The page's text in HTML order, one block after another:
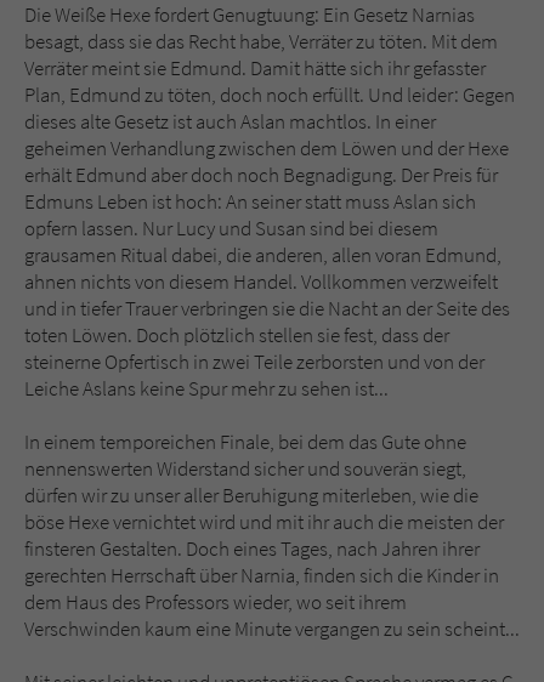
Die Weiße Hexe fordert Genugtuung: Ein Gesetz Narnias
besagt, dass sie das Recht habe, Verräter zu töten. Mit dem
Verräter meint sie Edmund. Damit hätte sich ihr gefasster
Plan, Edmund zu töten, doch noch erfüllt. Und leider: Gegen
dieses alte Gesetz ist auch Aslan machtlos. In einer
geheimen Verhandlung zwischen dem Löwen und der Hexe
erhält Edmund aber doch noch Begnadigung. Der Preis für
Edmuns Leben ist hoch: An seiner statt muss Aslan sich
opfern lassen. Nur Lucy und Susan sind bei diesem
grausamen Ritual dabei, die anderen, allen voran Edmund,
ahnen nichts von diesem Handel. Vollkommen verzweifelt
und in tiefer Trauer verbringen sie die Nacht an der Seite des
toten Löwen. Doch plötzlich stellen sie fest, dass der
steinerne Opfertisch in zwei Teile zerborsten und von der
Leiche Aslans keine Spur mehr zu sehen ist...
In einem temporeichen Finale, bei dem das Gute ohne
nennenswerten Widerstand sicher und souverän siegt,
dürfen wir zu unser aller Beruhigung miterleben, wie die
böse Hexe vernichtet wird und mit ihr auch die meisten der
finsteren Gestalten. Doch eines Tages, nach Jahren ihrer
gerechten Herrschaft über Narnia, finden sich die Kinder in
dem Haus des Professors wieder, wo seit ihrem
Verschwinden kaum eine Minute vergangen zu sein scheint...